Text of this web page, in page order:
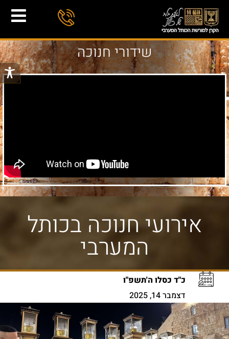
שידורי חנוכה
אירועי חנוכה בכותל
המערבי
כ"ד כסלו ה'תשפ"ו
דצמבר 14, 2025